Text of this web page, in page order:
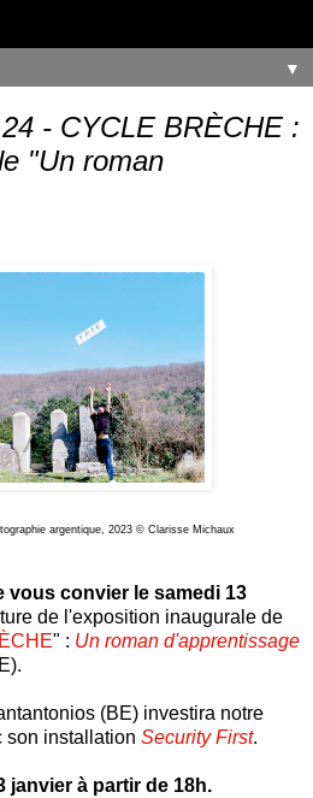
▼
- CYCLE BRÈCHE :
"Un roman
argentique, 2023 © Clarisse Michaux
vous convier le samedi 13
de l'exposition inaugurale de
" : Un roman d'apprentissage
(BE) investira notre
son installation Security First.
janvier à partir de 18h.